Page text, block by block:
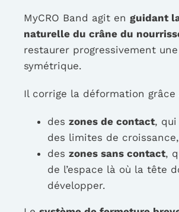
MyCRO Band agit en guidant
naturelle du crâne du
restaurer progressivement
symétrique.
Il corrige la déformation grâce
des zones de contact,
des limites de croissance,
des zones sans contact,
de l’espace là où la tête
développer.